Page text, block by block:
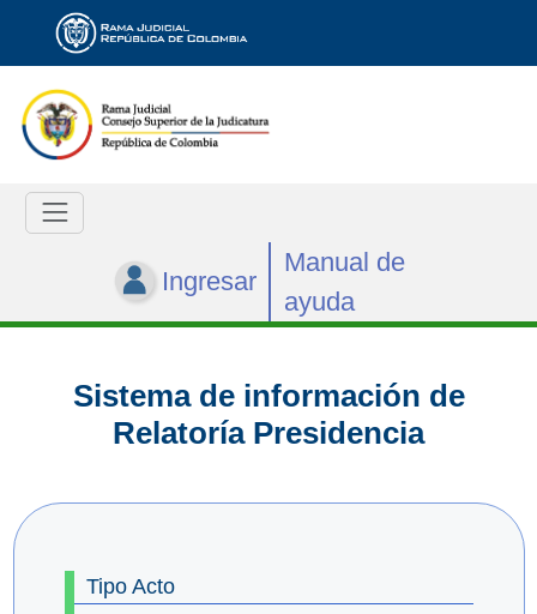
Ingresar
Manual de
ayuda
Sistema de información de
Relatoría Presidencia
Tipo Acto